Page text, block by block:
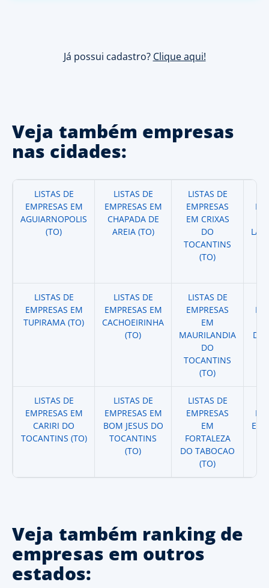
Já possui cadastro? Clique aqui!
Veja também empresas
nas cidades:
LISTAS DE
EMPRESAS EM
AGUIARNOPOLIS
(TO)
LISTAS DE
EMPRESAS EM
CHAPADA DE
AREIA (TO)
LISTAS DE
EMPRESAS
EM CRIXAS
DO
TOCANTINS
(TO)
LISTAS DE
EMPRESAS EM
TUPIRAMA (TO)
LISTAS DE
EMPRESAS EM
CACHOEIRINHA
(TO)
LISTAS DE
EMPRESAS
EM
MAURILANDIA
DO
TOCANTINS
(TO)
LISTAS DE
EMPRESAS EM
CARIRI DO
TOCANTINS (TO)
LISTAS DE
EMPRESAS EM
BOM JESUS DO
TOCANTINS
(TO)
LISTAS DE
EMPRESAS
EM
FORTALEZA
DO TABOCAO
(TO)
EM
Veja também ranking de
empresas em outros
estados: